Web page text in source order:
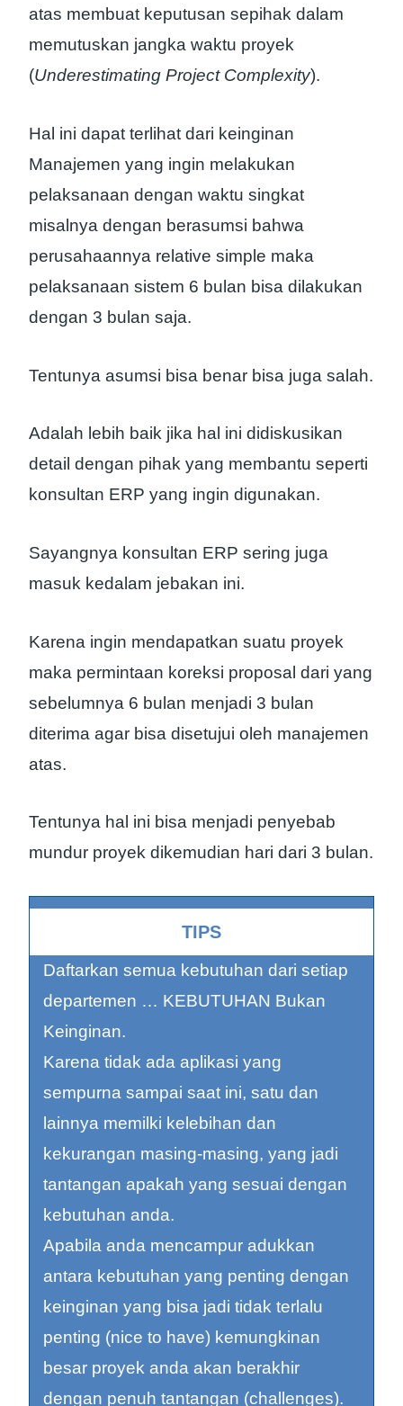
atas membuat keputusan sepihak dalam
memutuskan jangka waktu proyek
(Underestimating Project Complexity).
Hal ini dapat terlihat dari keinginan
Manajemen yang ingin melakukan
pelaksanaan dengan waktu singkat
misalnya dengan berasumsi bahwa
perusahaannya relative simple maka
pelaksanaan sistem 6 bulan bisa dilakukan
dengan 3 bulan saja.
Tentunya asumsi bisa benar bisa juga salah.
Adalah lebih baik jika hal ini didiskusikan
detail dengan pihak yang membantu seperti
konsultan ERP yang ingin digunakan.
Sayangnya konsultan ERP sering juga
masuk kedalam jebakan ini.
Karena ingin mendapatkan suatu proyek
maka permintaan koreksi proposal dari yang
sebelumnya 6 bulan menjadi 3 bulan
diterima agar bisa disetujui oleh manajemen
atas.
Tentunya hal ini bisa menjadi penyebab
mundur proyek dikemudian hari dari 3 bulan.
TIPS
Daftarkan semua kebutuhan dari setiap
departemen … KEBUTUHAN Bukan
Keinginan.
Karena tidak ada aplikasi yang
sempurna sampai saat ini, satu dan
lainnya memilki kelebihan dan
kekurangan masing-masing, yang jadi
tantangan apakah yang sesuai dengan
kebutuhan anda.
Apabila anda mencampur adukkan
antara kebutuhan yang penting dengan
keinginan yang bisa jadi tidak terlalu
penting (nice to have) kemungkinan
besar proyek anda akan berakhir
dengan penuh tantangan (challenges).